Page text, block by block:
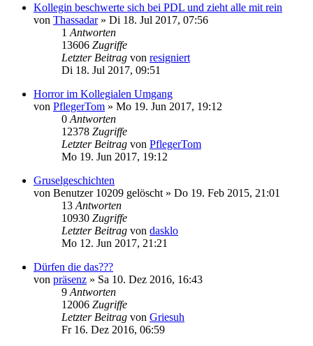
Kollegin beschwerte sich bei PDL und zieht alle mit rein
von Thassadar» Di 18. Jul 2017, 07:56
1 Antworten
13606 Zugriffe
Letzter Beitrag von resigniert
Di 18. Jul 2017, 09:51
Horror im Kollegialen Umgang
von PflegerTom » Mo 19. Jun 2017, 19:12
0 Antworten
12378 Zugriffe
Letzter Beitrag von PflegerTom
Mo 19. Jun 2017, 19:12
Gruselgeschichten
von Benutzer 10209 gelöscht » Do 19. Feb 2015, 21:01
13 Antworten
10930 Zugriffe
Letzter Beitrag von dasklo
Mo 12. Jun 2017, 21:21
Dürfen die das???
von präsenz » Sa 10. Dez 2016, 16:43
9 Antworten
12006 Zugriffe
Letzter Beitrag von Griesuh
Fr 16. Dez 2016, 06:59